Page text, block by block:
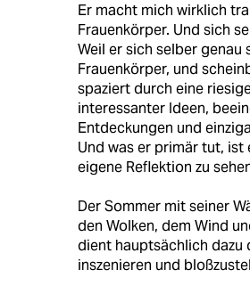
Er macht mich wirklich
Frauenkörper. Und sich
Weil er sich selber genau
Frauenkörper, und
spaziert durch eine
interessanter Ideen,
Entdeckungen und
Und was er primär tut, ist
eigene Reflektion zu
Der Sommer mit seiner
den Wolken, dem Wind
dient hauptsächlich dazu
inszenieren und